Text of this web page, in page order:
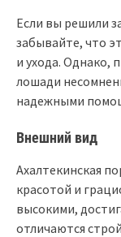
Если вы решили
забывайте, что
и ухода. Однако,
лошади
надежными
Внешний вид
Ахалтекинская
красотой и
высокими,
отличаются